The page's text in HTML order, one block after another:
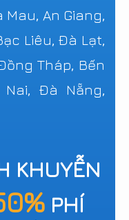
Mau, An Giang,
Liêu, Đà Lạt,
Tháp, Bến
Nai, Đà Nẵng,
KHUYỄN
PHÍ